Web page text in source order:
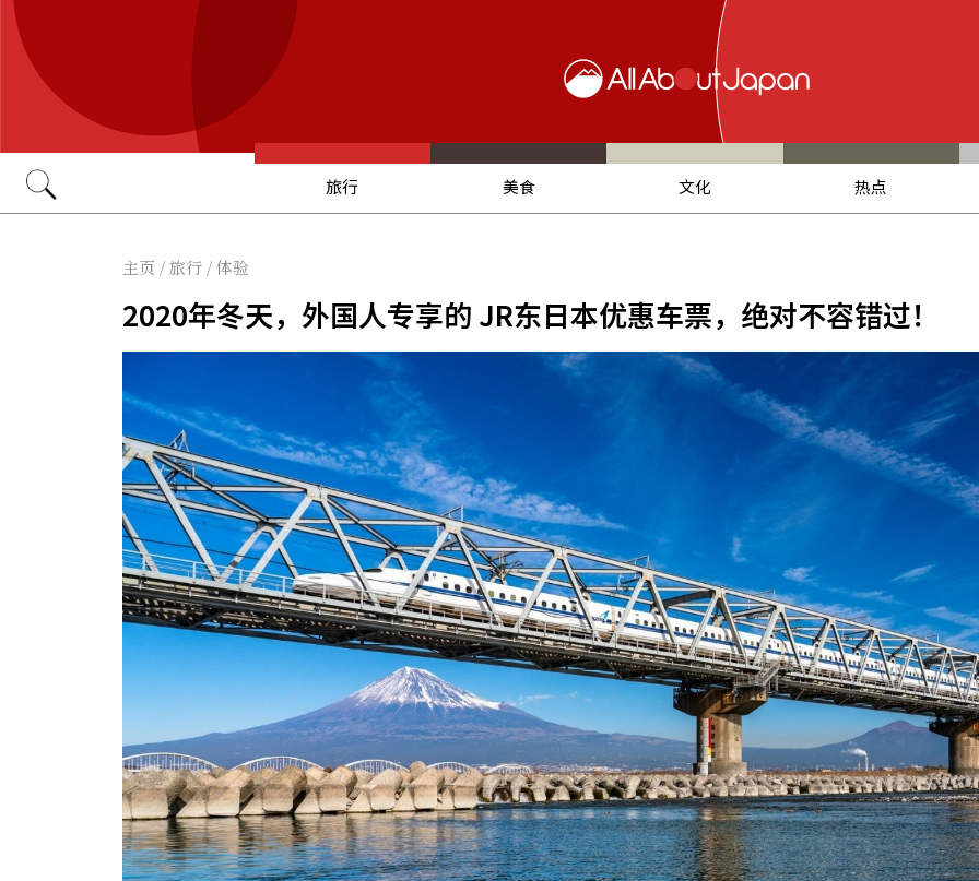
旅行 美食 文化 热点
主页 /旅行 /体验
2020年冬天，外国人专享的 JR东日本优惠车票，绝对不容错过！